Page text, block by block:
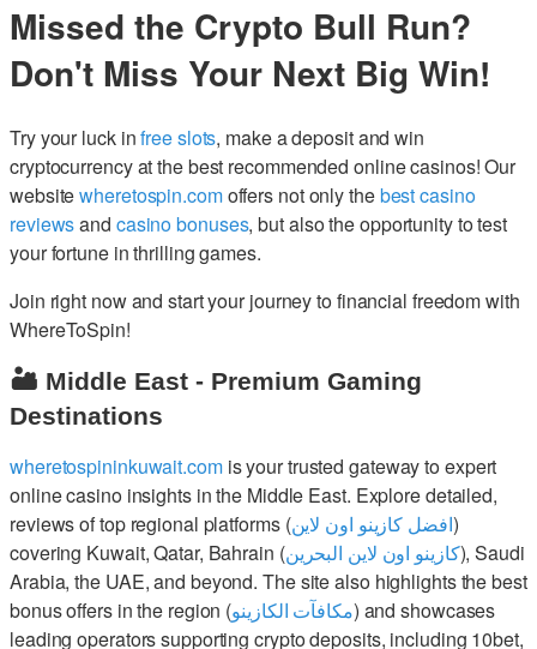
Missed the Crypto Bull Run?
Don't Miss Your Next Big Win!
Try your luck infree slots, make a deposit and win
cryptocurrency at the best recommended online casinos! Our
websitewheretospin.comoffers not only thebest casino
reviewsand casino bonuses, but also the opportunity to test
your fortune in thrilling games.
Join right now and start your journey to financial freedom with
WhereToSpin!
🏜️ Middle East - Premium Gaming
Destinations
wheretospininkuwait.comis your trusted gateway to expert
online casino insights in the Middle East. Explore detailed,
reviews of top regional platforms (افضل كازينو اون لاين)
covering Kuwait, Qatar, Bahrain (كازينو اون لاين البحرين), Saudi
Arabia, the UAE, and beyond. The site also highlights the best
bonus offers in the region (مكافآت الكازينو) and showcases
leading operators supporting crypto deposits, including 10bet,